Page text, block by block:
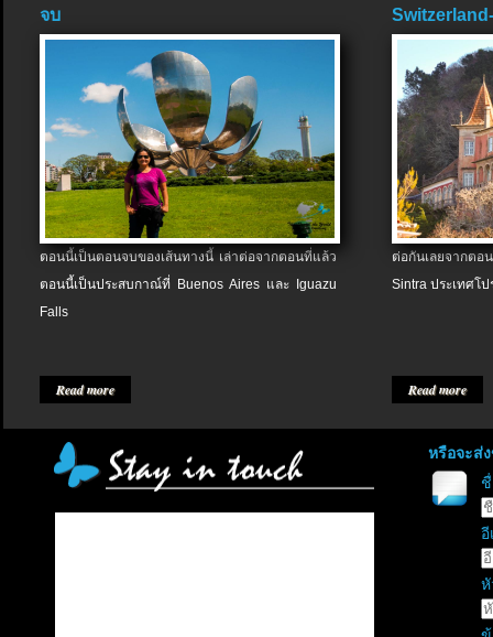
จบ
ตอนนี้เป็นตอนจบของเส้นทางนี้ เล่าต่อจากตอนที่แล้ว
ตอนนี้เป็นประสบกาณ์ที่ Buenos Aires และ Iguazu
Falls
Read more
ต่อกันเลยจากต
Sintra ประเทศโป
Read more
หรือจะส่
อี
หั